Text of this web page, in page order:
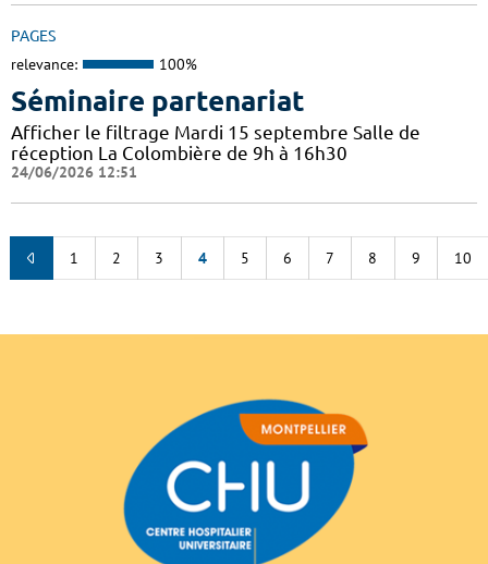
PAGES
relevance: 100%
Séminaire partenariat
Afficher le filtrage Mardi 15 septembre Salle de
réception La Colombière de 9h à 16h30
24/06/2026 12:51
1 2 3 4 5 6 7 8 9 10